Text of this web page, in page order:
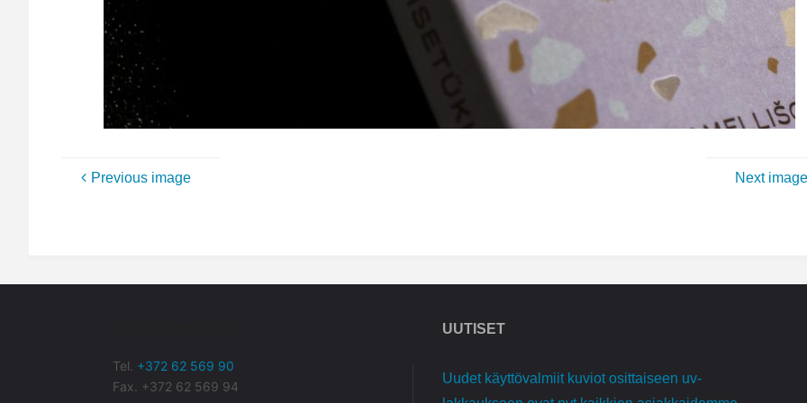
Previous image Next
Tel. +372 62 569 90
Fax. +372 62 569 94
UUTISET
Uudet käyttövalmiit kuviot osittaiseen uv-